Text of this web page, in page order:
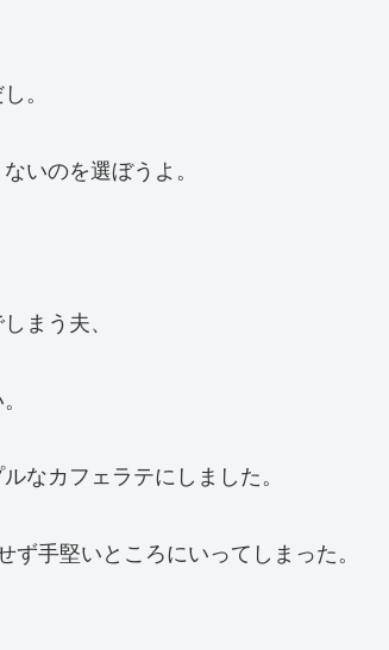
。
いのを選ぼうよ。
まう夫、
なカフェラテにしました。
手堅いところにいってしまった。